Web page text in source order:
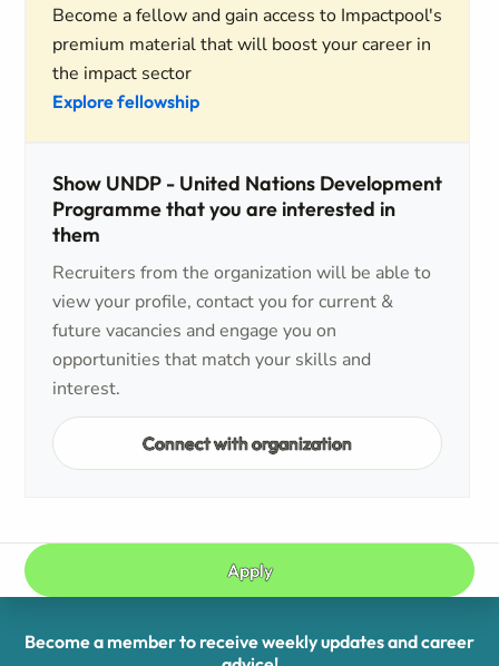
Become a fellow and gain access to Impactpool's
premium material that will boost your career in
the impact sector
Explore fellowship
Show UNDP - United Nations Development
Programme that you are interested in
them
Recruiters from the organization will be able to
view your profile, contact you for current &
future vacancies and engage you on
opportunities that match your skills and
interest.
Connect with organization
Apply
Become a member to receive weekly updates and career